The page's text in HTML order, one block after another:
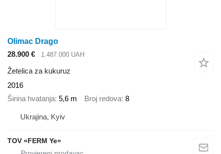
Olimac Drago
28.900 €
1.487.000 UAH
Žetelica za kukuruz
2016
Širina hvatanja 5,6 m Broj redova 8
Ukrajina, Kyiv
TOV «FERM Ye»